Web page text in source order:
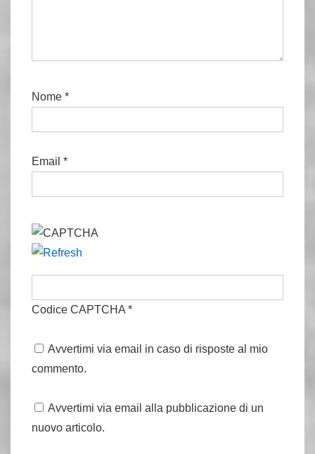
Nome *
Email *
Codice CAPTCHA *
Avvertimi via email in caso di risposte al mio
commento.
Avvertimi via email alla pubblicazione di un
nuovo articolo.